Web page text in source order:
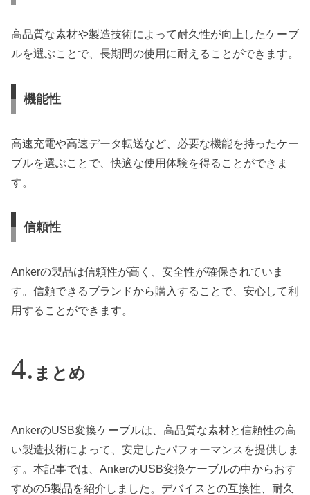
高品質な素材や製造技術によって耐久性が向上したケーブ
ルを選ぶことで、長期間の使用に耐えることができます。
機能性
高速充電や高速データ転送など、必要な機能を持ったケー
ブルを選ぶことで、快適な使用体験を得ることができま
す。
信頼性
Ankerの製品は信頼性が高く、安全性が確保されていま
す。信頼できるブランドから購入することで、安心して利
用することができます。
まとめ
AnkerのUSB変換ケーブルは、高品質な素材と信頼性の高
い製造技術によって、安定したパフォーマンスを提供しま
す。本記事では、AnkerのUSB変換ケーブルの中からおす
すめの5製品を紹介しました。デバイスとの互換性、耐久